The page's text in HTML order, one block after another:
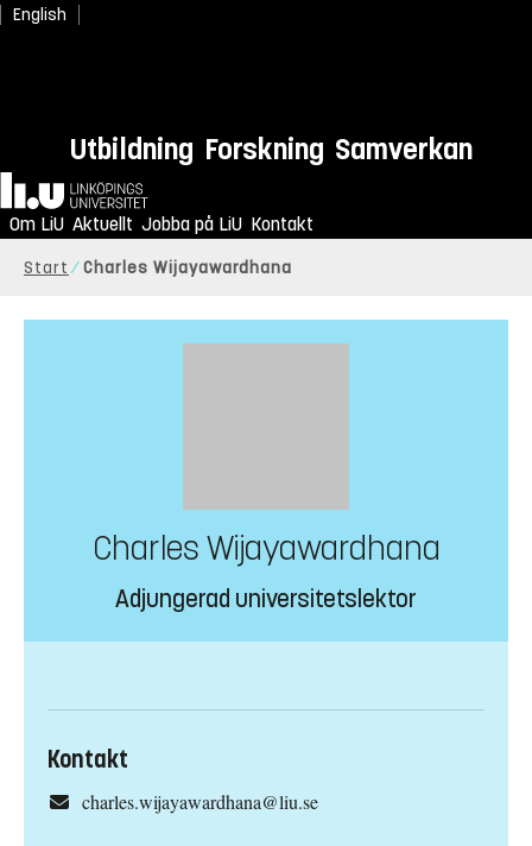
English
Utbildning Forskning Samverkan
Hem
Om LiU Aktuellt Jobba på LiU Kontakt
Start Charles Wijayawardhana
Charles Wijayawardhana
Adjungerad universitetslektor
Kontakt
charles.wijayawardhana@liu.se